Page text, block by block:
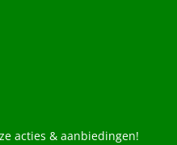
acties & aanbiedingen!